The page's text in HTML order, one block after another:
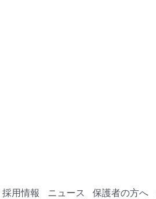
採用情報 ニュース 保護者の方へ